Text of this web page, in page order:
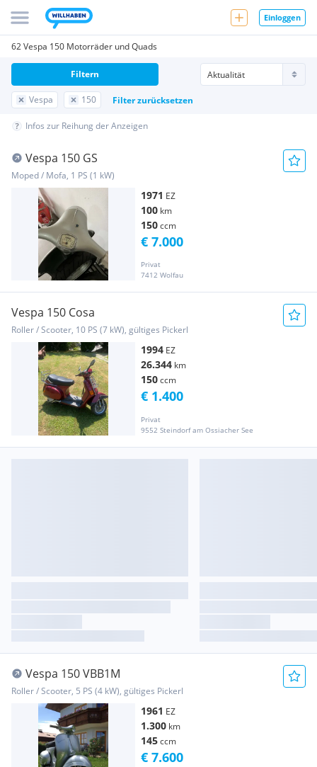
Einloggen
62 Vespa 150 Motorräder und Quads
Vespa 150 Filter zurücksetzen
Filtern
Infos zur Reihung der Anzeigen
Vespa 150 GS
Moped / Mofa, 1 PS (1 kW)
1971 EZ
100 km
150ccm
Privat
7412 Wolfau
€ 7.000
Vespa 150 Cosa
Roller / Scooter, 10 PS (7 kW), gültiges Pickerl
1994 EZ
26.344 km
150ccm
Privat
9552 Steindorf am Ossiacher See
€ 1.400
Vespa 150 VBB1M
Roller / Scooter, 5 PS (4 kW), gültiges Pickerl
1961 EZ
1.300 km
145ccm
€ 7.600